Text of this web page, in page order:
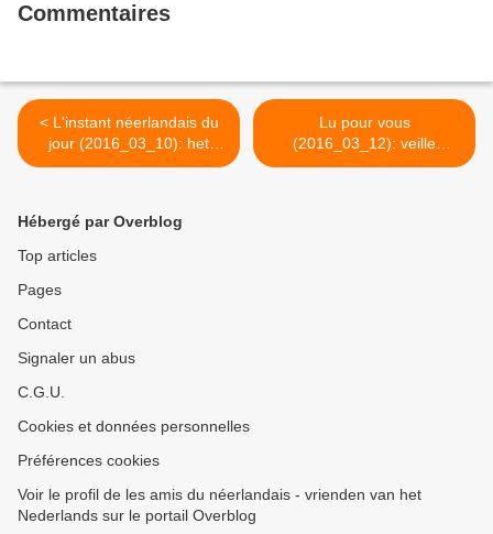
Commentaires
< L'instant néerlandais du
jour (2016_03_10): het
fietspad
Lu pour vous
(2016_03_12): veille
réglementaire >
Hébergé par Overblog
Top articles
Pages
Contact
Signaler un abus
C.G.U.
Cookies et données personnelles
Préférences cookies
Voir le profil de les amis du néerlandais - vrienden van het
Nederlands sur le portail Overblog